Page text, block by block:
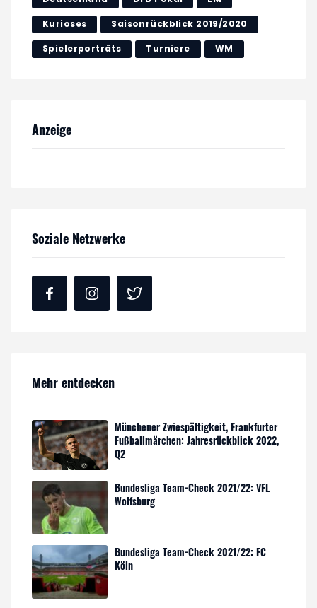
Kurioses Saisonrückblick 2019/2020
Spielerporträts Turniere WM
Anzeige
Soziale Netzwerke
Mehr entdecken
Münchener Zwiespältigkeit, Frankfurter
Fußballmärchen: Jahresrückblick 2022,
Q2
Bundesliga Team-Check 2021/22: VFL
Wolfsburg
Bundesliga Team-Check 2021/22: FC
Köln